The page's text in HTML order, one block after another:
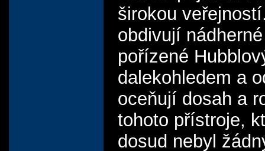
širokou
obdivují
pořízené
dalekohledem a
oceňují dosah a
tohoto přístroje,
dosud nebyl